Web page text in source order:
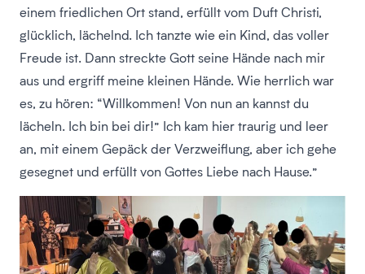
einem friedlichen Ort stand, erfüllt vom Duft Christi,
glücklich, lächelnd. Ich tanzte wie ein Kind, das voller
Freude ist. Dann streckte Gott seine Hände nach mir
aus und ergriff meine kleinen Hände. Wie herrlich war
es, zu hören: “Willkommen! Von nun an kannst du
lächeln. Ich bin bei dir!” Ich kam hier traurig und leer
an, mit einem Gepäck der Verzweiflung, aber ich gehe
gesegnet und erfüllt von Gottes Liebe nach Hause.”